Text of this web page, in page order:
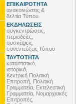
ΕΠΙΚΑΙΡΟΤΗΤΑ
ανακοινώσεις &
δελτία Τύπου
ΕΚΔΗΛΩΣΕΙΣ
συγκεντρώσεις,
περιοδείες,
συσκέψεις,
συνεντεύξεις Τύπου
ΤΑΥΤΟΤΗΤΑ
καταστατικό,
ιστορικό,
Κεντρική Πολιτική
Επιτροπή, Πολιτική
Γραμματεία, Εκτελεστική
Γραμματεία, Νομαρχιακές
Επιτροπές,